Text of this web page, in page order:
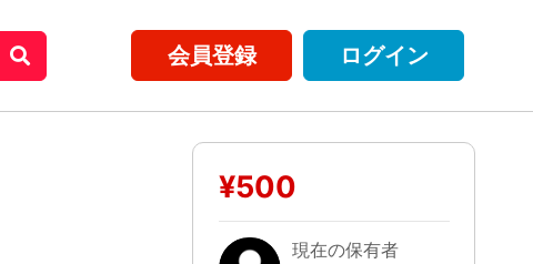
会員登録 ログイン
¥500
現在の保有者